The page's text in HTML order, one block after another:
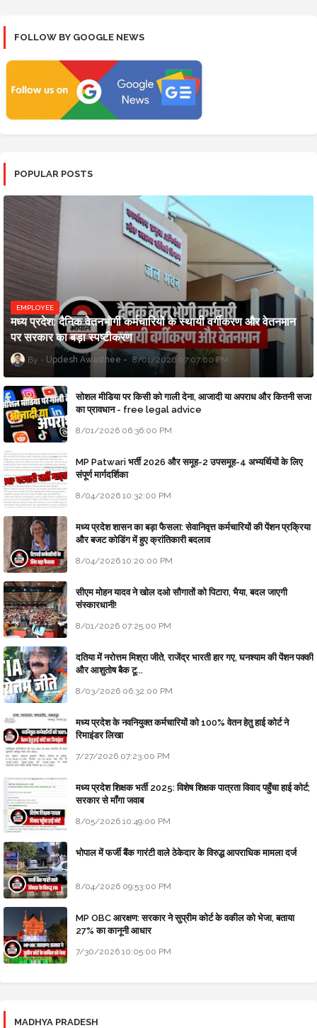
FOLLOW BY GOOGLE NEWS
POPULAR POSTS
EMPLOYEE
मध्य प्रदेश: दैनिक वेतनभोगी कर्मचारियों के स्थायी वर्गीकरण और वेतनमान
पर सरकार का बड़ा स्पष्टीकरण
Updesh Awasthee 8/01/2026 07:07:00 PM
सोशल मीडिया पर किसी को गाली देना, आजादी या अपराध और कितनी सजा
का प्रावधान - free legal advice
8/01/2026 06:36:00 PM
MP Patwari भर्ती 2026 और समूह-2 उपसमूह-4 अभ्यर्थियों के लिए
संपूर्ण मार्गदर्शिका
8/04/2026 10:32:00 PM
मध्य प्रदेश शासन का बड़ा फैसला: सेवानिवृत्त कर्मचारियों की पेंशन प्रक्रिया
और बजट कोडिंग में हुए क्रांतिकारी बदलाव
8/04/2026 10:20:00 PM
सीएम मोहन यादव ने खोल दओ सौगातों को पिटारा, भैया, बदल जाएगी
संस्कारधानी!
8/01/2026 07:25:00 PM
दतिया में नरोत्तम मिश्रा जीते, राजेंद्र भारती हार गए, घनश्याम की पेंशन पक्की
और आशुतोष बैक टू...
8/03/2026 06:32:00 PM
मध्य प्रदेश के नवनियुक्त कर्मचारियों को 100% वेतन हेतु हाई कोर्ट ने
रिमाइंडर लिखा
7/27/2026 07:23:00 PM
मध्य प्रदेश शिक्षक भर्ती 2025: विशेष शिक्षक पात्रता विवाद पहुँचा हाई कोर्ट;
सरकार से माँगा जवाब
8/05/2026 10:49:00 PM
भोपाल में फर्जी बैंक गारंटी वाले ठेकेदार के विरुद्ध आपराधिक मामला दर्ज
8/04/2026 09:53:00 PM
MP OBC आरक्षण: सरकार ने सुप्रीम कोर्ट के वकील को भेजा, बताया
27% का कानूनी आधार
7/30/2026 10:05:00 PM
MADHYA PRADESH